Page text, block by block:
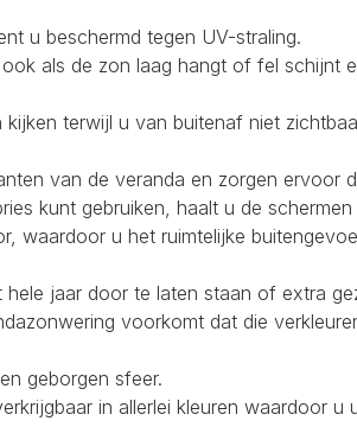
u beschermd tegen UV-straling.
als de zon laag hangt of fel schijnt
kijken terwijl u van buitenaf niet
van de veranda en zorgen ervoor
kunt gebruiken, haalt u de
waardoor u het ruimtelijke
jaar door te laten staan of extra
voorkomt dat die
geborgen sfeer.
in allerlei kleuren waardoor u